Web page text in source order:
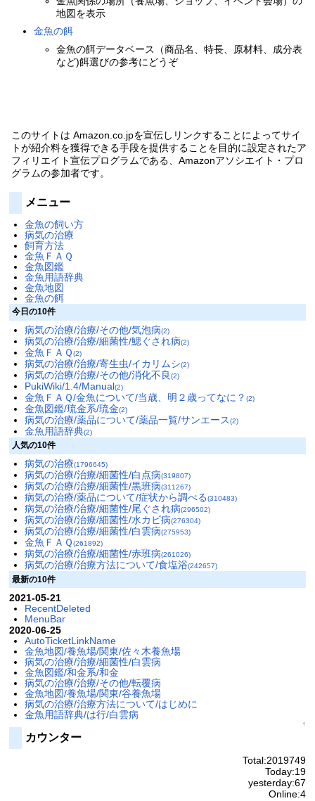
地図を表示
金魚の餌
金魚の餌データベース（商品名、特長、原材料、成分表
など)餌選びの参考にどうぞ
このサイトは Amazon.co.jpを宣伝しリンクすることによってサイ
トが紹介料を獲得できる手段を提供することを目的に設定されたア
フィリエイト宣伝プログラムである、Amazonアソシエイト・プロ
グラムの参加者です。
メニュー
金魚の飼い方
病気の治療
飼育方法
金魚ＦＡＱ
金魚図鑑
金魚用語辞典
金魚地図
金魚の餌
今日の10件
病気の治療/治療/その他/気泡病(2)
病気の治療/治療/細菌性/鰓ぐされ病(2)
金魚ＦＡＱ(2)
病気の治療/治療/寄生虫/イカリムシ(2)
病気の治療/治療/その他/消化不良(2)
PukiWiki/1.4/Manual(2)
金魚ＦＡＱ/金魚について/当歳、明２歳ってなに？ (2)
金魚図鑑/琉金系/琉金(2)
病気の治療/薬品について/薬品一覧/サンエース(2)
金魚用語辞典(2)
人気の10件
病気の治療(1796645)
病気の治療/治療/細菌性/白点病(319807)
病気の治療/治療/細菌性/黒班病(311267)
病気の治療/薬品について/症状から調べる(310483)
病気の治療/治療/細菌性/尾ぐされ病(296502)
病気の治療/治療/細菌性/水カビ病(276304)
病気の治療/治療/細菌性/白雲病(275953)
金魚ＦＡＱ(261892)
病気の治療/治療/細菌性/赤班病(261026)
病気の治療/治療方法について/食塩浴(242657)
最新の10件
2021-05-21
RecentDeleted
MenuBar
2020-06-25
AutoTicketLinkName
金魚地図/養魚場/関東/佐々木養魚場
病気の治療/治療/細菌性/白雲病
金魚図鑑/和金系/和金
病気の治療/治療/その他/転覆病
金魚地図/養魚場/関東/谷養魚場
病気の治療/治療方法について/はじめに
金魚用語辞典/は行/白雲病
↑
カウンター
Total:2019749
Today:19
yesterday:67
Online:4